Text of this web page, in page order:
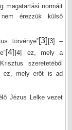
magatartási normáit
érezzük külső
törvénye”[3][3] –
[4][4] ez, mely a
szeretetéből
ez, mely erőt is ad
Jézus Lelke vezet